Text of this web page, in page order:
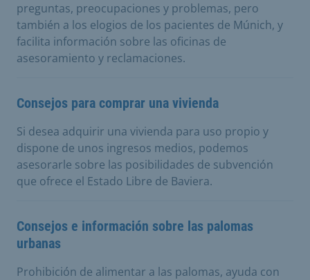
preguntas, preocupaciones y problemas, pero
también a los elogios de los pacientes de Múnich, y
facilita información sobre las oficinas de
asesoramiento y reclamaciones.
Consejos para comprar una vivienda
Si desea adquirir una vivienda para uso propio y
dispone de unos ingresos medios, podemos
asesorarle sobre las posibilidades de subvención
que ofrece el Estado Libre de Baviera.
Consejos e información sobre las palomas
urbanas
Prohibición de alimentar a las palomas, ayuda con